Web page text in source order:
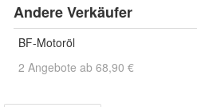
Andere Verkäufer
BF-Motoröl
2 Angebote ab 68,90 €